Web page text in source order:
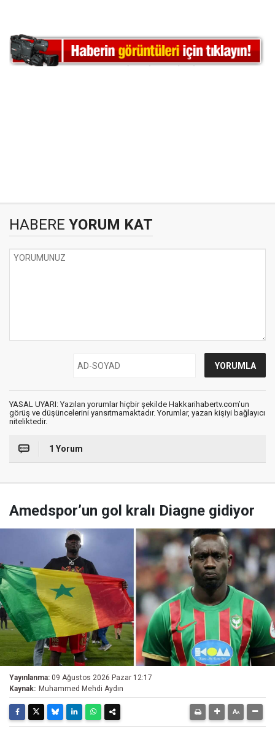
HABERE YORUM KAT
YASAL UYARI: Yazılan yorumlar hiçbir şekilde Hakkarihabertv.com’un
görüş ve düşüncelerini yansıtmamaktadır. Yorumlar, yazan kişiyi bağlayıcı
niteliktedir.
1 Yorum
Amedspor’un gol kralı Diagne gidiyor
Yayınlanma: 09 Ağustos 2026 Pazar 12:17
Kaynak: Muhammed Mehdi Aydın